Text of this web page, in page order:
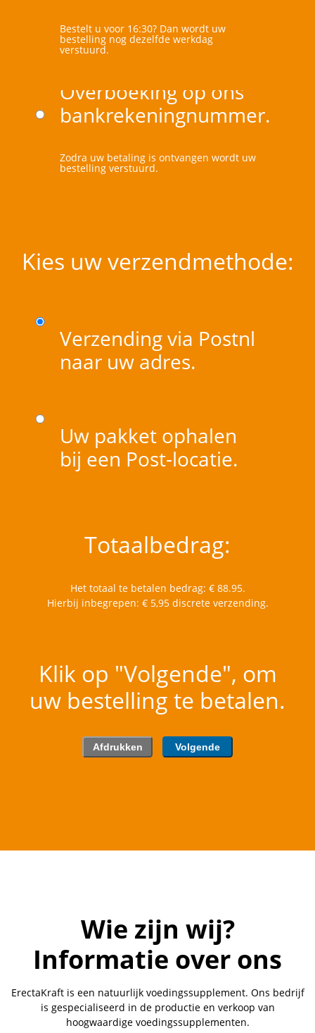
Bestelt u voor 16:30? Dan wordt uw
bestelling nog dezelfde werkdag
verstuurd.
Overboeking op ons
bankrekeningnummer.
Zodra uw betaling is ontvangen wordt uw
bestelling verstuurd.
Kies uw verzendmethode:
Verzending via Postnl
naar uw adres.
Uw pakket ophalen
bij een Post-locatie.
Totaalbedrag:
Het totaal te betalen bedrag: € 88.95.
Hierbij inbegrepen: € 5,95discrete verzending.
Klik op "Volgende", om
uw bestelling te betalen.
Wie zijn wij?
Informatie over ons
ErectaKraft is een natuurlijk voedingssupplement. Ons bedrijf
is gespecialiseerd in de productie en verkoop van
hoogwaardige voedingssupplementen.